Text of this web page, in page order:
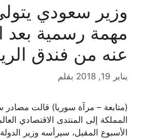
وزير سعودي
مهمة رسمية بعد
عنه من فندق
يناير 19, 2018 بقلم
(متابعة – مرآة سوريا) قالت مصادر
المملكة إلى المنتدى الاقتصادي
الأسبوع المقبل، سيرأسه وزير